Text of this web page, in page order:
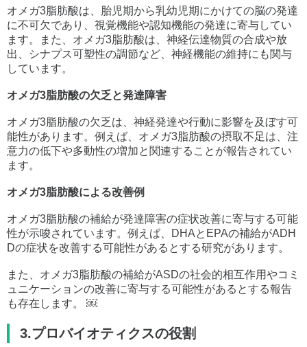
オメガ3脂肪酸は、胎児期から乳幼児期にかけての脳の発達
に不可欠であり、視覚機能や認知機能の発達に寄与してい
ます。また、オメガ3脂肪酸は、神経伝達物質の合成や放
出、シナプス可塑性の調節など、神経機能の維持にも関与
しています。
オメガ3脂肪酸の欠乏と発達障害
オメガ3脂肪酸の欠乏は、神経発達や行動に影響を及ぼす可
能性があります。例えば、オメガ3脂肪酸の摂取不足は、注
意力の低下や多動性の増加と関連することが報告されてい
ます。
オメガ3脂肪酸による改善例
オメガ3脂肪酸の補給が発達障害の症状改善に寄与する可能
性が示唆されています。例えば、DHAとEPAの補給がADH
Dの症状を改善する可能性があるとする研究があります。
また、オメガ3脂肪酸の補給がASDの社会的相互作用やコミ
ュニケーションの改善に寄与する可能性があるとする報告
も存在します。 ￼
3.プロバイオティクスの役割